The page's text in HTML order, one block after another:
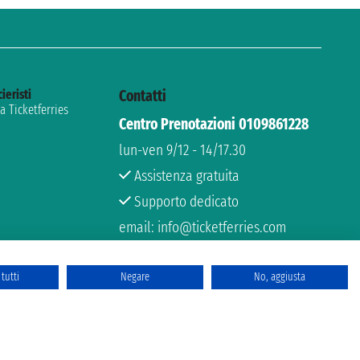
Ticketferries
Contatti
Centro Prenotazioni 0109861228
lun-ven 9/12 - 14/17.30
Assistenza gratuita
Supporto dedicato
email: info@ticketferries.com
Registrato
131601 - Assicurazione Unipol - polizza n. 206484182
tutti Negare No, aggiusta